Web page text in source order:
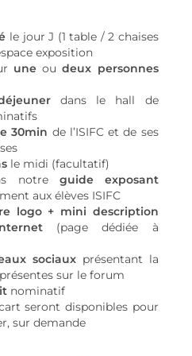
le jour J (1 table / 2 chaises
exposition
une oudeux personnes
dans le hall de
30min de l’ISIFC et de ses
le midi (facultatif)
notreguide exposant
aux élèves ISIFC
logo + mini description
(page dédiée à
sociauxprésentant la
sur le forum
nominatif
seront disponibles pour
sur demande